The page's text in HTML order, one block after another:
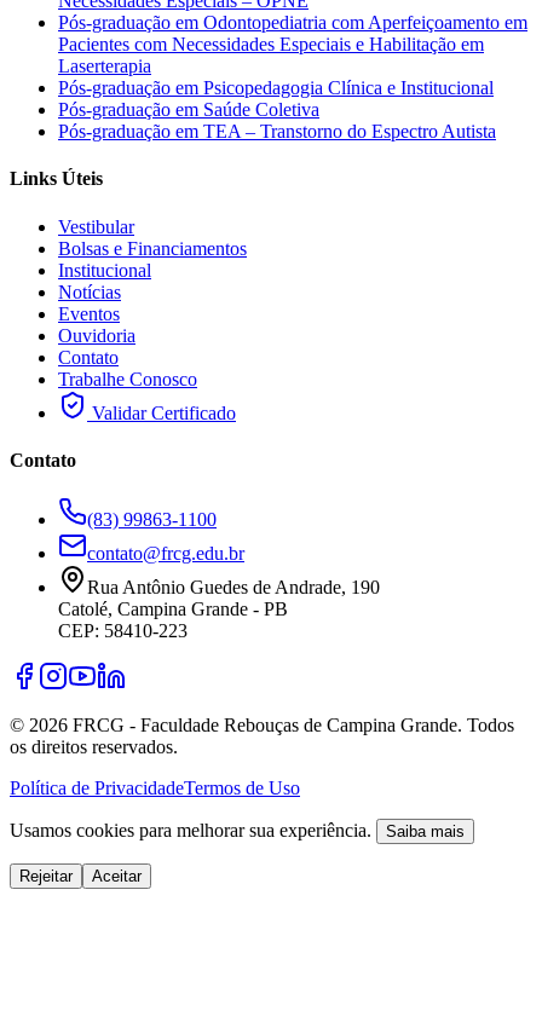
Pós-graduação em Odontopediatria com Aperfeiçoamento em
Pacientes com Necessidades Especiais e Habilitação em
Laserterapia
Pós-graduação em Psicopedagogia Clínica e Institucional
Pós-graduação em Saúde Coletiva
Pós-graduação em TEA – Transtorno do Espectro Autista
Links Úteis
Vestibular
Bolsas e Financiamentos
Institucional
Notícias
Eventos
Ouvidoria
Contato
Trabalhe Conosco
Validar Certificado
Contato
(83) 99863-1100
contato@frcg.edu.br
Rua Antônio Guedes de Andrade, 190
Catolé, Campina Grande - PB
CEP: 58410-223
© 2026 FRCG - Faculdade Rebouças de Campina Grande. Todos
os direitos reservados.
Política de PrivacidadeTermos de Uso
Usamos cookies para melhorar sua experiência. Saiba mais
Rejeitar Aceitar